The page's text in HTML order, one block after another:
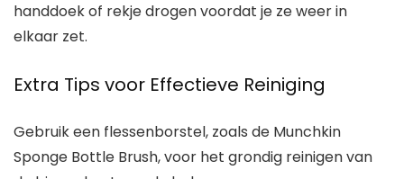
handdoek of rekje drogen voordat je ze weer in
elkaar zet.
Extra Tips voor Effectieve Reiniging
Gebruik een flessenborstel, zoals de Munchkin
Sponge Bottle Brush, voor het grondig reinigen van